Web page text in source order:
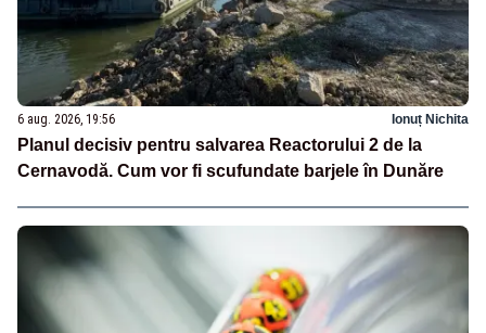
6 aug. 2026, 19:56 Ionuț Nichita
Planul decisiv pentru salvarea Reactorului 2 de la
Cernavodă. Cum vor fi scufundate barjele în Dunăre